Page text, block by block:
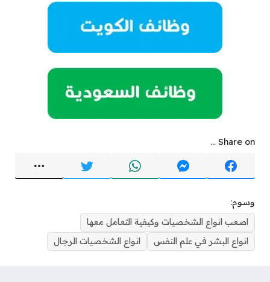
Share on ...
وسوم:
اصعب انواع الشخصيات وكيفية التعامل معها
انواع البشر في علم النفس
انواع الشخصيات الرجال